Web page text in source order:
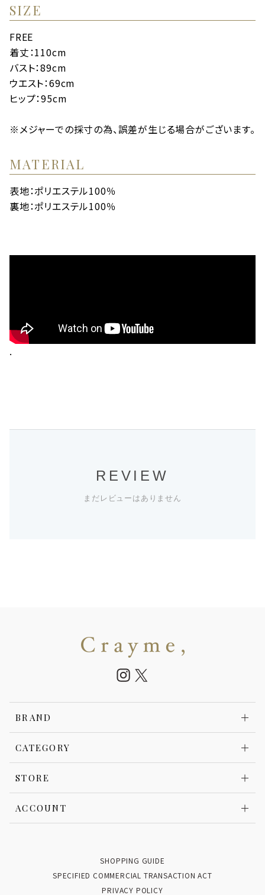
SIZE
FREE
着丈：110cm
バスト：89cm
ウエスト：69cm
ヒップ：95cm
※メジャーでの採寸の為、誤差が生じる場合がございます。
MATERIAL
表地：ポリエステル100％
裏地：ポリエステル100％
.
REVIEW
まだレビューはありません
BRAND
CATEGORY
STORE
ACCOUNT
SHOPPING GUIDE
SPECIFIED COMMERCIAL TRANSACTION ACT
PRIVACY POLICY